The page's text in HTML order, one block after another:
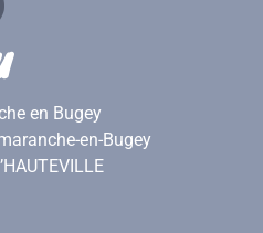
en Bugey
en-Bugey